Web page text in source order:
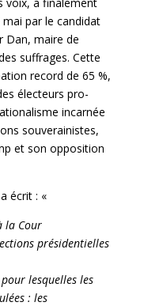
par le candidat
Dan, maire de
suffrages. Cette
record de 65 %,
électeurs pro-
incarnée
souverainistes,
et son opposition
écrit : «
la Cour
présidentielles
lesquelles les
: les